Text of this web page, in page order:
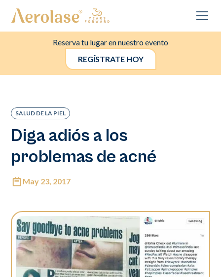
Reserva tu lugar en nuestro evento
REGÍSTRATE HOY
SALUD DE LA PIEL
Diga adiós a los
problemas de acné
May 23, 2017